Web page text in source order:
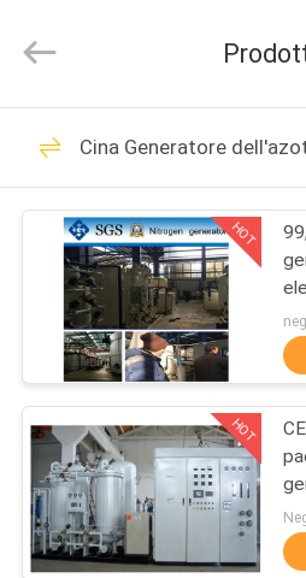
CASA
PRODOTTI
VISITA
ALLA
FABBRICA
Technology
Rights
Generatore
dell'azoto
Generatore
ossigeno
Cina Generatore
HOT
HOT